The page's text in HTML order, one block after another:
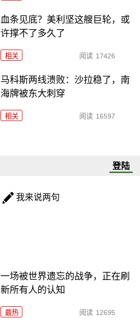
血条见底？美利坚这艘巨轮，或
许撑不了多久了
相关 阅读 17426
马科斯两线溃败：沙拉稳了，南
海牌被东大刺穿
相关 阅读 16597
登陆
我来说两句
一场被世界遗忘的战争，正在刷
新所有人的认知
最热 阅读 12695